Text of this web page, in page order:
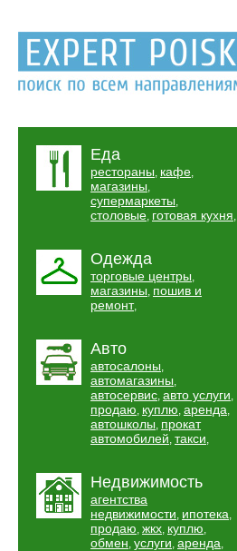
Еда
рестораны, кафе,
магазины,
супермаркеты,
столовые, готовая кухня,
Одежда
торговые центры,
магазины, пошив и
ремонт,
Авто
автосалоны,
автомагазины,
автосервис, авто услуги,
продаю, куплю, аренда,
автошколы, прокат
автомобилей, такси,
Недвижимость
агентства
недвижимости, ипотека,
продаю, жкх, куплю,
обмен, услуги, аренда,